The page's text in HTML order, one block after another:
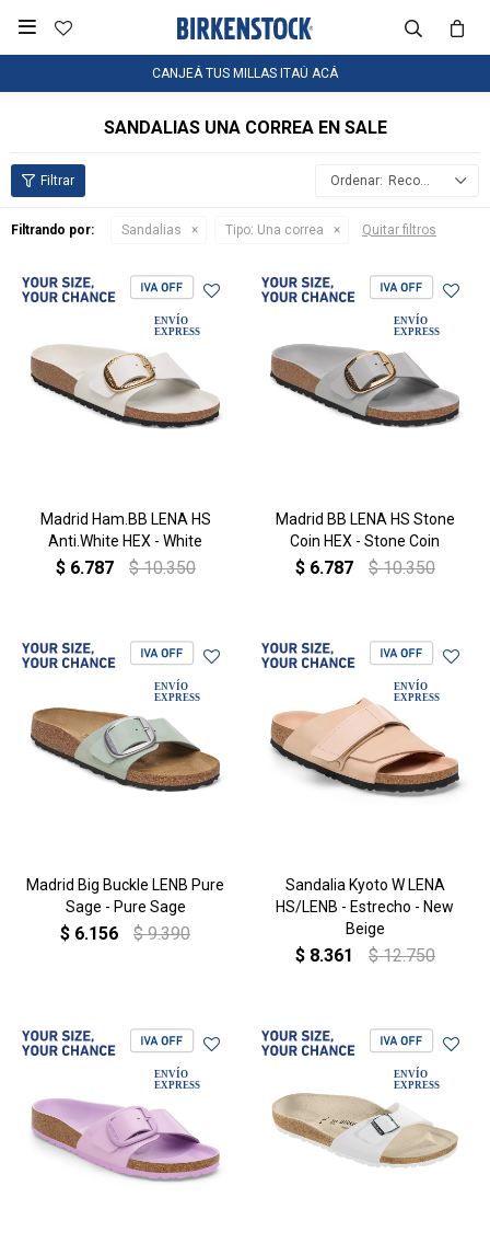

CANJEÁ TUS MILLAS ITAÚ ACÁ
SANDALIAS UNA CORREA EN SALE
Recomendados
Filtrando por: Sandalias Tipo: Una correa Quitar filtros
Madrid Ham.BB LENA HS
Anti.White HEX - White
$ 6.787 $ 10.350
Madrid BB LENA HS Stone
Coin HEX - Stone Coin
$ 6.787 $ 10.350
Madrid Big Buckle LENB Pure
Sage - Pure Sage
$ 6.156 $ 9.390
Sandalia Kyoto W LENA
HS/LENB - Estrecho - New
Beige
$ 8.361 $ 12.750